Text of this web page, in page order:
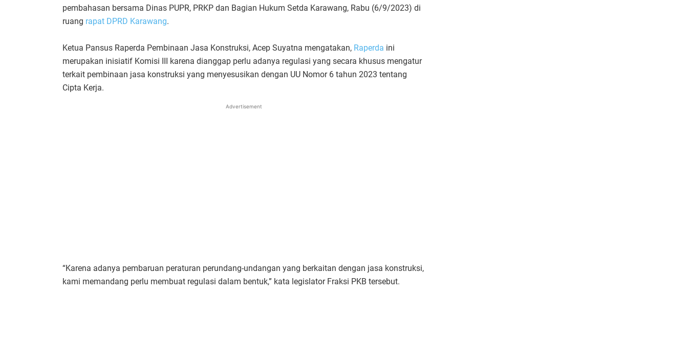
pembahasan bersama Dinas PUPR, PRKP dan Bagian Hukum Setda Karawang, Rabu (6/9/2023) di
ruang rapat DPRD Karawang.
Ketua Pansus Raperda Pembinaan Jasa Konstruksi, Acep Suyatna mengatakan, Raperda ini
merupakan inisiatif Komisi III karena dianggap perlu adanya regulasi yang secara khusus mengatur
terkait pembinaan jasa konstruksi yang menyesusikan dengan UU Nomor 6 tahun 2023 tentang
Cipta Kerja.
Advertisement
“Karena adanya pembaruan peraturan perundang-undangan yang berkaitan dengan jasa konstruksi,
kami memandang perlu membuat regulasi dalam bentuk,” kata legislator Fraksi PKB tersebut.